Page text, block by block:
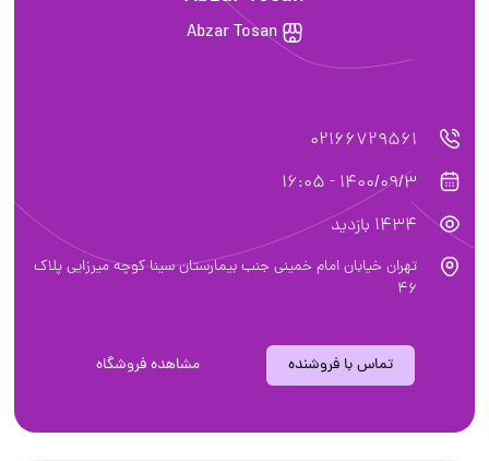
Abzar Tosan
02166729561
1400/09/3 - 16:05
1434 بازدید
تهران خیابان امام خمینی جنب بیمارستان سینا کوچه میرزایی پلاک
46
تماس با فروشنده مشاهده فروشگاه